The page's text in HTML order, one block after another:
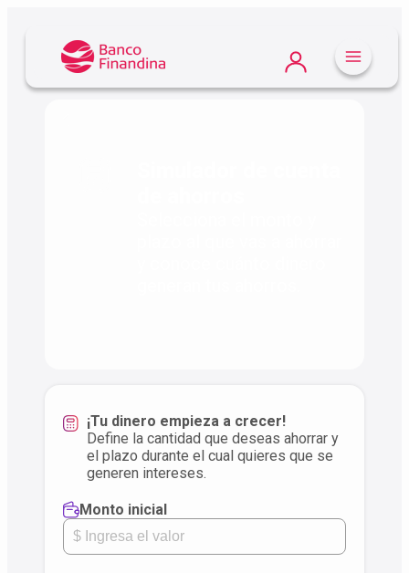
¡Tu dinero empieza a crecer!
Define la cantidad que deseas ahorrar y
el plazo durante el cual quieres que se
generen intereses.
Monto inicial